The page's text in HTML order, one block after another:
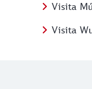
Visita
Visita